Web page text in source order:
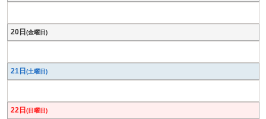
20日 (金曜日)
21日 (土曜日)
22日 (日曜日)